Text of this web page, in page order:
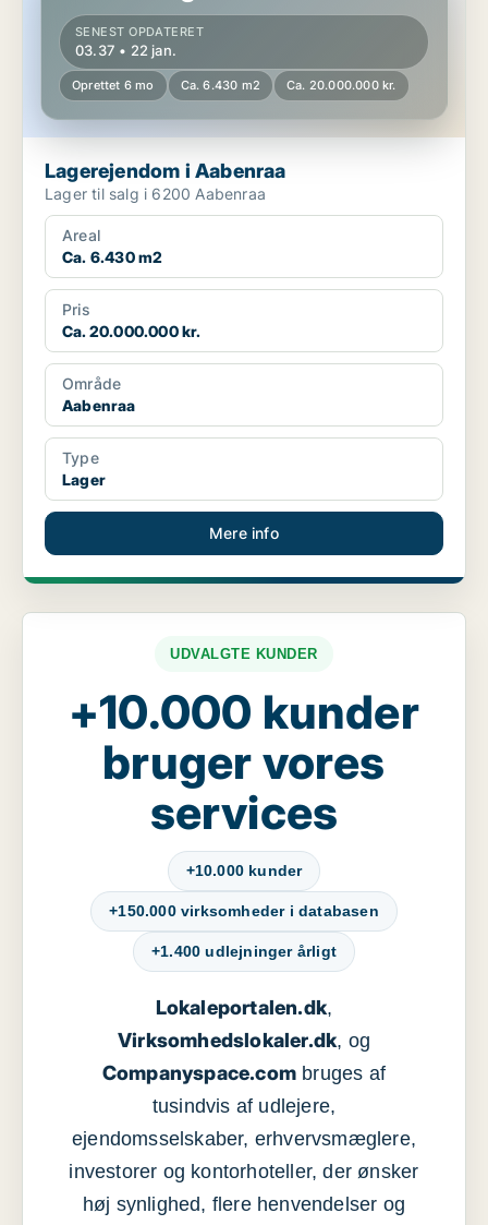
SENEST OPDATERET
03.37 • 22 jan.
Oprettet 6 mo Ca. 6.430 m2 Ca. 20.000.000 kr.
Lagerejendom i Aabenraa
Lager til salg i 6200 Aabenraa
Areal
Ca. 6.430 m2
Pris
Ca. 20.000.000 kr.
Område
Aabenraa
Type
Lager
Mere info
UDVALGTE KUNDER
+10.000 kunder
bruger vores
services
+10.000 kunder
+150.000 virksomheder i databasen
+1.400 udlejninger årligt
Lokaleportalen.dk,
Virksomhedslokaler.dk, og
Companyspace.com bruges af
tusindvis af udlejere,
ejendomsselskaber, erhvervsmæglere,
investorer og kontorhoteller, der ønsker
høj synlighed, flere henvendelser og